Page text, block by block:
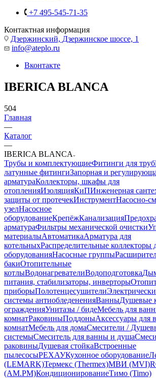
+7 495-545-71-35
Контактная информация
Дзержинский, Дзержинское шоссе, 1
info@ateplo.ru
Вконтакте
IBERICA BLANCA
504
Главная
—
Каталог
—
IBERICA BLANCA
Трубы и комплектующиеФитинги для труб
латунные фитингиЗапорная и
арматураКоллекторы, шкафы для
отопленияИзоляцияКиПИнженерная
защиты от протечекИнструментНасосно-
узелНасосное
оборудованиеКрепёжКанализация
арматураФильтры механической очистки
материалыАвтоматикаАрматура для
котельныхРаспределительные коллекторы
оборудованияНасосные группы
бакиОтопительные
котлыВодонагревателиВодоподготовка
питания, стабилизаторы, инверторы
приборыПолотенцесушители
системы антиобледененияВанныДушевые
огражденияУнитазы / бидеМебель для
комнатРаковиныПоддоныАксессуары для
комнатМебель для домаСмесители /
системыСмеситель для ванны и душа
раковиныДушевая стойкаВстроенные
пылесосыРЕХАУКухонное оборудование
(LEMARK)Термекс (Thermex)МВИ (MVI)
(AM.PM)КондиционированиеТимо (Timo)